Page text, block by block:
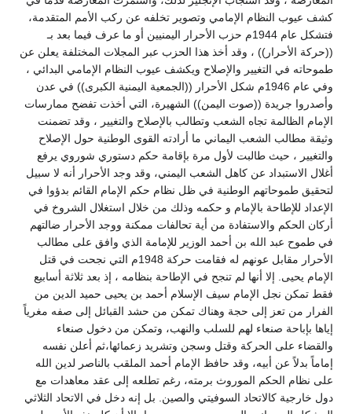
كشف عيوب النظام الإمامي وتصوير تخلفه عن ركب الأمم المتقدمة،
فتشكل عام 1944م حزب الأحرار اليمنيين أو ما عرف فيما بعد بـ
((حركة الأحرار)) ، وقد أخذ هذا الحزب عبر المجلات المختلفة يعلن عن
طموحاته في التغيير والإصلاح ويكشف عيوب النظام الإمامي البدائي ،
وفي عام 1946م شكل الأحرار ((الجمعية اليمنية الكبرى)) في عدن
وأصدروا جريدة ((صوت اليمن)) الشهيرة، التي أخذت تفضح ممارسات
الإمام الظالمة تجاه الشعب وتطالب بالإصلاح والتغيير ، وقد تضمنت
وثيقة مطالب الشعب اليماني ما أرادته القوى الوطنية حول الإصلاح
والتغيير ، حيث طالبت لأول مرة بإقامة حكم دستوري شوروي يرفع
أغلال الاستبداد عن كاهل الشعب اليمني، وقد وجد الأحرار أنه لا سبيل
لتحقيق طموحاتهم الوطنية في ظل نظام حكم الإمام القائم بدؤوا في
الإعداد للإطاحة بالإمام و حكمه وذلك من خلال استغلال الشروخ في
أركان الحكم والاستفادة من أية تحالفات ممكنة ووجد الأحرار ضالتهم
في طموح عبد الله بن أحمد الوزير للإمامة الذي وافق على مطالب
الأحرار مقابل عونهم له فقامت حركة 1948م التي نجحت في قتل
الإمام يحيى. إلا أنها لم تنجح في الإطاحة بنظامه ، إذ بعد ثلاثة أسابيع
فقط تمكن نجل الإمام سيف الإسلام أحمد بن يحيى حميد الدين من
الفرار من تعز إلى حجة وهناك تمكن من حشد القبائل إلى صفه مغرياً
إياها بإباحة صنعاء لهم للسلب والنهب، وتمكن من دخول صنعاء
والقضاء على الحركة وقتل وسجن وتشريد زعمائها،ثم أعلن نفسه
إماماً بدلاً عن أبيه، وقد حافظ الإمام أحمد الملقب بالناصر لدين الله
على نظام الحكم الموروث برمته، رغم تطلعه إلى عقد معاهدات مع
دول خارجية كالاتحاد السوفيتي والصين. بل إنه دخل في الاتحاد الثلاثي